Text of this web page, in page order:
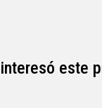
este